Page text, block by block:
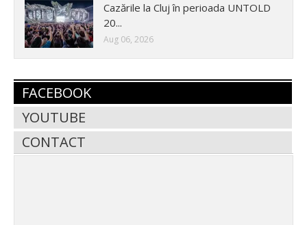
Cazările la Cluj în perioada UNTOLD
20...
Aug 06, 2026
FACEBOOK
YOUTUBE
CONTACT